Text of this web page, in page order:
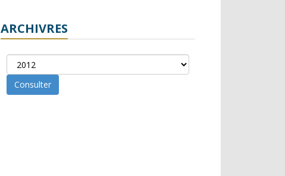
ARCHIVRES
Consulter